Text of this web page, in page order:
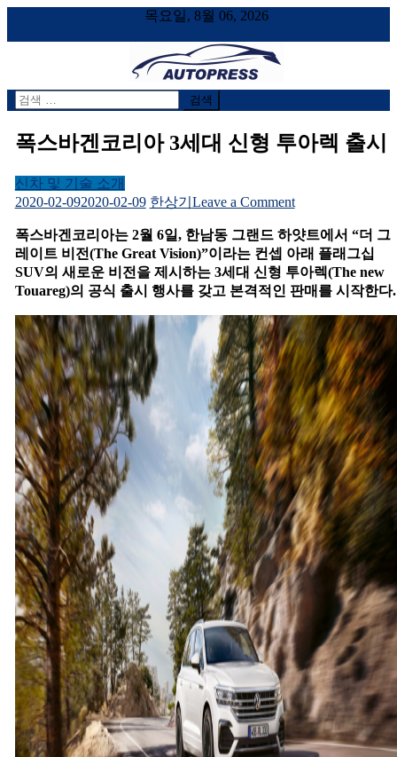
목요일, 8월 06, 2026
AUTOPRESS
오토프레스, 자동차시승기, 자동차, 시승기, 한상기
검
색
어:
폭스바겐코리아 3세대 신형 투아렉 출시
신차 및 기술 소개
2020-02-092020-02-09 한상기 Leave a Commenton
스
바
겐
코
아
3
세
대
신
형
투
아
렉
출
시
폭스바겐코리아는2월 6일, 한남동 그랜드 하얏트에서 “더 그
레이트 비전(The Great Vision)”이라는 컨셉 아래 플래그십
SUV의 새로운 비전을 제시하는3세대 신형 투아렉(The new
Touareg)의 공식 출시 행사를 갖고 본격적인 판매를 시작한다.